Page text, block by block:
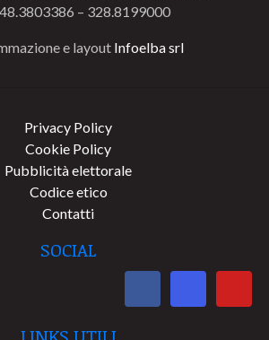
– 328.8199000
e layout Infoelba srl
Privacy Policy
Cookie Policy
Pubblicità elettorale
Codice etico
Contatti
SOCIAL